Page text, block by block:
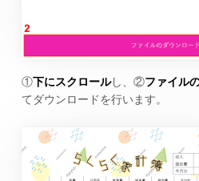
①下にスクロールし、②ファイル
てダウンロードを行います。